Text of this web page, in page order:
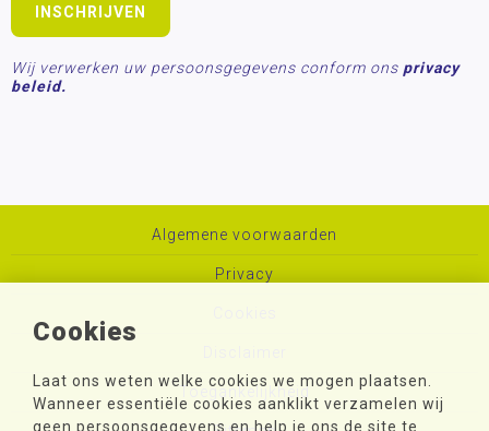
Cookies
Laat ons weten welke cookies we mogen plaatsen.
Wanneer essentiële cookies aanklikt verzamelen wij
geen persoonsgegevens en help je ons de site te
Wij verwerken uw persoonsgegevens conform ons privacy
beleid.
Algemene voorwaarden
Privacy
Toegankelijkheid